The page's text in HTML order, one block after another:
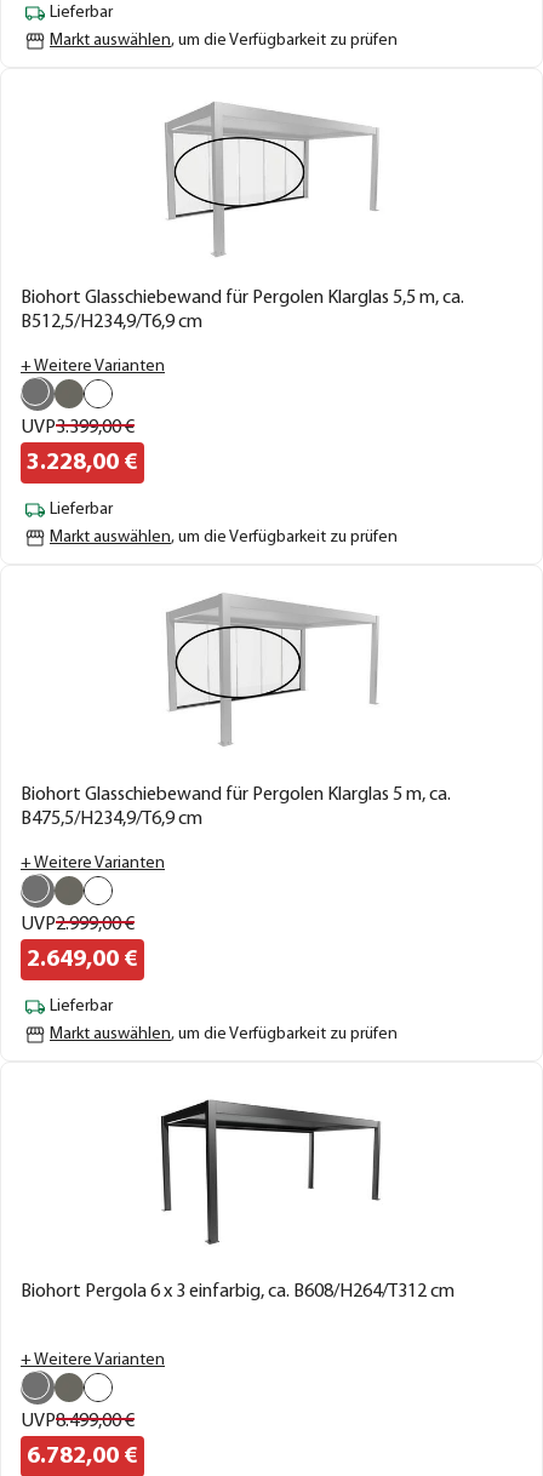
Lieferbar
Markt auswählen, um die Verfügbarkeit zu prüfen
Biohort Glasschiebewand für Pergolen Klarglas 5,5 m, ca.
B512,5/H234,9/T6,9 cm
+ Weitere Varianten
UVP3.399,00€
3.228,00 €
Lieferbar
Markt auswählen, um die Verfügbarkeit zu prüfen
Biohort Glasschiebewand für Pergolen Klarglas 5 m, ca.
B475,5/H234,9/T6,9 cm
+ Weitere Varianten
UVP2.999,00€
2.649,00 €
Lieferbar
Markt auswählen, um die Verfügbarkeit zu prüfen
Biohort Pergola 6 x 3 einfarbig, ca. B608/H264/T312 cm
+ Weitere Varianten
UVP8.499,00€
6.782,00 €